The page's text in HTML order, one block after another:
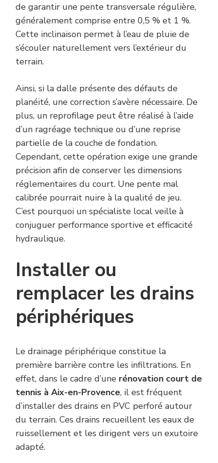
de garantir une pente transversale régulière,
généralement comprise entre 0,5 % et 1 %.
Cette inclinaison permet à l’eau de pluie de
s’écouler naturellement vers l’extérieur du
terrain.
Ainsi, si la dalle présente des défauts de
planéité, une correction s’avère nécessaire. De
plus, un reprofilage peut être réalisé à l’aide
d’un ragréage technique ou d’une reprise
partielle de la couche de fondation.
Cependant, cette opération exige une grande
précision afin de conserver les dimensions
réglementaires du court. Une pente mal
calibrée pourrait nuire à la qualité de jeu.
C’est pourquoi un spécialiste local veille à
conjuguer performance sportive et efficacité
hydraulique.
Installer ou
remplacer les drains
périphériques
Le drainage périphérique constitue la
première barrière contre les infiltrations. En
effet, dans le cadre d’une rénovation court de
tennis à Aix-en-Provence, il est fréquent
d’installer des drains en PVC perforé autour
du terrain. Ces drains recueillent les eaux de
ruissellement et les dirigent vers un exutoire
adapté.